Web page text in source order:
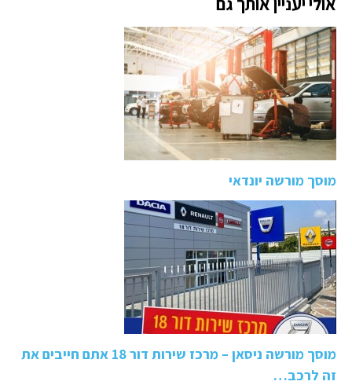
מוסך מורשה יונדאי
מוסך מורשה ניסאן – מרכז שירות דור 18 אתם חייבים את
זה לרכב…